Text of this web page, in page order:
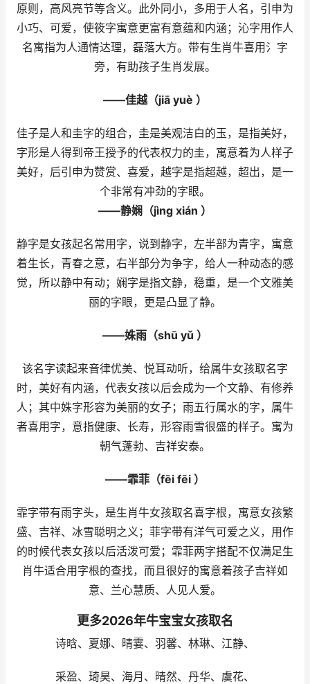
原则，高风亮节等含义。此外同小，多用于人名，引申为
小巧、可爱，使筱字寓意更富有意蕴和内涵；沁字用作人
名寓指为人通情达理，磊落大方。带有生肖牛喜用氵字
旁，有助孩子生肖发展。
——佳越（jiā yuè ）
佳子是人和圭字的组合，圭是美观洁白的玉，是指美好，
字形是人得到帝王授予的代表权力的圭，寓意着为人样子
美好，后引申为赞赏、喜爱，越字是指超越，超出，是一
个非常有冲劲的字眼。
——静娴（jìng xián ）
静字是女孩起名常用字，说到静字，左半部为青字，寓意
着生长，青春之意，右半部分为争字，给人一种动态的感
觉，所以静中有动；娴字是指文静，稳重，是一个文雅美
丽的字眼，更是凸显了静。
——姝雨（shū yǔ ）
该名字读起来音律优美、悦耳动听，给属牛女孩取名字
时，美好有内涵，代表女孩以后会成为一个文静、有修养
人；其中姝字形容为美丽的女子；雨五行属水的字，属牛
者喜用字，意指健康、长寿，形容雨雪很盛的样子。寓为
朝气蓬勃、吉祥安泰。
——霏菲（fēi fēi ）
霏字带有雨字头，是生肖牛女孩取名喜字根，寓意女孩繁
盛、吉祥、冰雪聪明之义；菲字带有洋气可爱之义，用作
的时候代表女孩以后活泼可爱；霏菲两字搭配不仅满足生
肖牛适合用字根的查找，而且很好的寓意着孩子吉祥如
意、兰心慧质、人见人爱。
更多2026年牛宝宝女孩取名
诗晗、夏娜、晴霎、羽馨、林琳、江静、
采盈、琦昊、海月、晴然、丹华、虞花、